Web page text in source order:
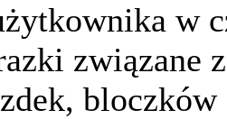
w
związane